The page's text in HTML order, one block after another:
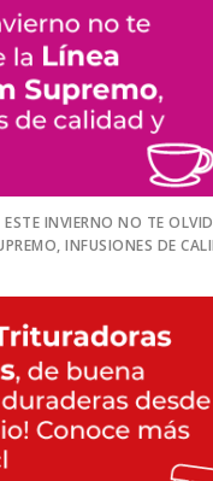
INVIERNO NO TE
INFUSIONES DE